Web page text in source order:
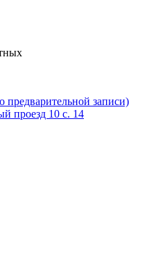
записи)
проезд 10 с. 14